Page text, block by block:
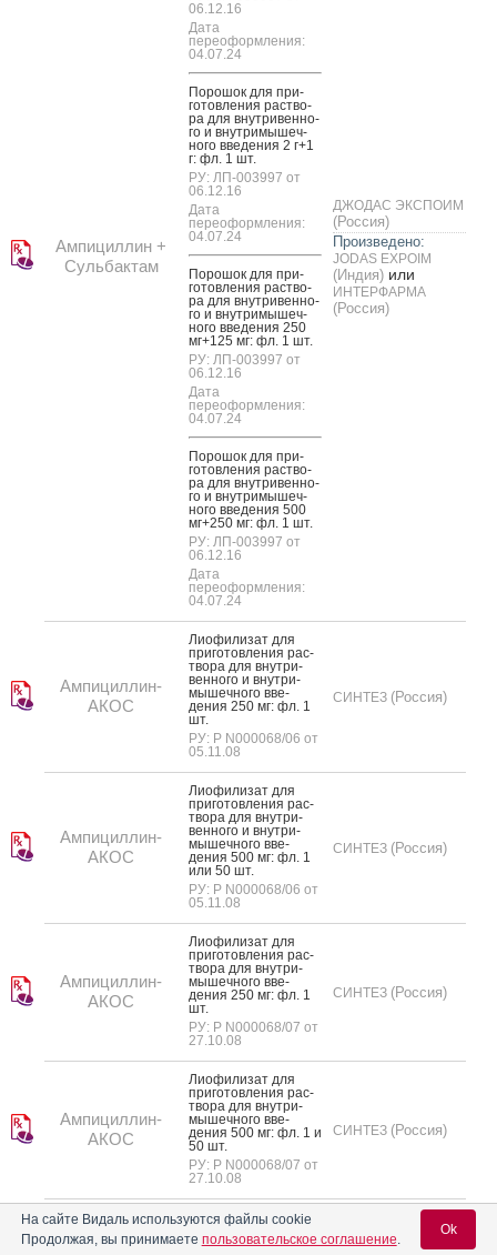
Ампициллин +
Сульбактам
06.12.16
Дата
переоформления:
04.07.24
По­рошок для при­
готов­ле­ния рас­тво­
ра для внут­ри­вен­но­
го и внут­ри­мышеч­
но­го вве­дения 2 г+1
г: фл. 1 шт.
РУ: ЛП-003997 от
06.12.16
Дата
переоформления:
04.07.24
По­рошок для при­
готов­ле­ния рас­тво­
ра для внут­ри­вен­но­
го и внут­ри­мышеч­
но­го вве­дения 250
мг+125 мг: фл. 1 шт.
РУ: ЛП-003997 от
06.12.16
Дата
переоформления:
04.07.24
По­рошок для при­
готов­ле­ния рас­тво­
ра для внут­ри­вен­но­
го и внут­ри­мышеч­
но­го вве­дения 500
мг+250 мг: фл. 1 шт.
РУ: ЛП-003997 от
06.12.16
Дата
переоформления:
04.07.24
ДЖОДАС ЭКСПОИМ
(Россия)
Произведено:
JODAS EXPOIM
(Индия) или
ИНТЕРФАРМА
(Россия)
Ампициллин-
АКОС
Ли­офи­лизат для
при­готов­ле­ния рас­
тво­ра для внут­ри­
вен­но­го и внут­ри­
мышеч­но­го вве­
дения 250 мг: фл. 1
шт.
РУ: Р N000068/06 от
05.11.08
СИНТЕЗ (Россия)
Ампициллин-
АКОС
Ли­офи­лизат для
при­готов­ле­ния рас­
тво­ра для внут­ри­
вен­но­го и внут­ри­
мышеч­но­го вве­
дения 500 мг: фл. 1
или 50 шт.
РУ: Р N000068/06 от
05.11.08
СИНТЕЗ (Россия)
Ампициллин-
АКОС
Ли­офи­лизат для
при­готов­ле­ния рас­
тво­ра для внут­ри­
мышеч­но­го вве­
дения 250 мг: фл. 1
шт.
РУ: Р N000068/07 от
27.10.08
СИНТЕЗ (Россия)
Ампициллин-
АКОС
Ли­офи­лизат для
при­готов­ле­ния рас­
тво­ра для внут­ри­
мышеч­но­го вве­
дения 500 мг: фл. 1 и
50 шт.
РУ: Р N000068/07 от
27.10.08
СИНТЕЗ (Россия)
По­рошок для при­
готов­ле­ния рас­тво­
ра для внут­ри­вен­но­
На сайте Видаль используются файлы cookie
Продолжая, вы принимаете пользовательское соглашение.
Ok